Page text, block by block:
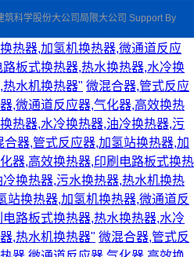
科学股份大公司局限大公司 Support By
热器,加氢机换热器,微通道反应
板式换热器,热水换热器,水冷换
水机换热器" 微混合器,管式反应
,微通道反应器,气化器,高效换热
热器,水冷换热器,油冷换热器,污
合器,管式反应器,加氢站换热器,加
器,高效换热器,印刷电路板式换热
换热器,污水换热器,热水机换热
站换热器,加氢机换热器,微通道反
路板式换热器,热水换热器,水冷
,热水机换热器" 微混合器,管式反